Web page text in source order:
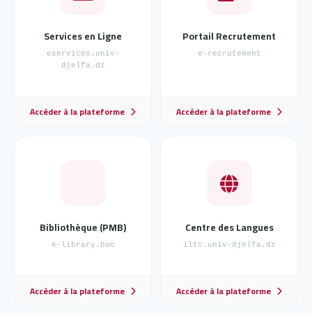
Services en Ligne
eservices.univ-
djelfa.dz
Accéder à la plateforme
Portail Recrutement
e-recrutement
Accéder à la plateforme
Bibliothèque (PMB)
e-library.buc
Accéder à la plateforme
Centre des Langues
iltc.univ-djelfa.dz
Accéder à la plateforme